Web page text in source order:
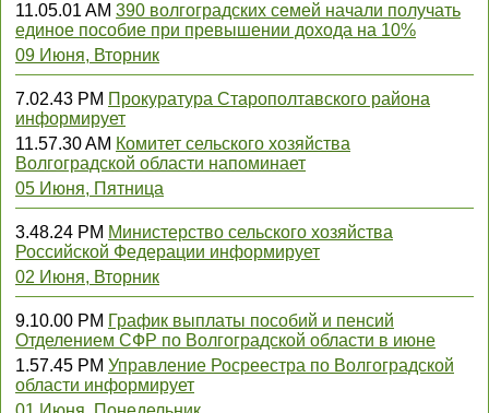
11.05.01 AM 390 волгоградских семей начали получать
единое пособие при превышении дохода на 10%
09 Июня, Вторник
7.02.43 PM Прокуратура Старополтавского района
информирует
11.57.30 AM Комитет сельского хозяйства
Волгоградской области напоминает
05 Июня, Пятница
3.48.24 PM Министерство сельского хозяйства
Российской Федерации информирует
02 Июня, Вторник
9.10.00 PM График выплаты пособий и пенсий
Отделением СФР по Волгоградской области в июне
1.57.45 PM Управление Росреестра по Волгоградской
области информирует